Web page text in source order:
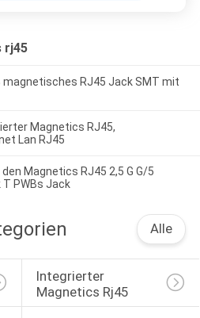
rj45
magnetisches RJ45 Jack SMT mit
Magnetics RJ45,
Lan RJ45
Magnetics RJ45 2,5 G G/5
PWBs Jack
Alle
Integrierter
Magnetics Rj45